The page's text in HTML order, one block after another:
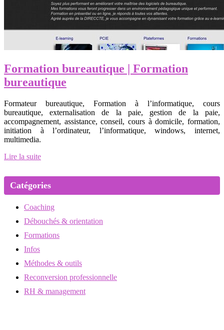
Formation bureautique | Formation
bureautique
Formateur bureautique, Formation à l’informatique, cours
bureautique, externalisation de la paie, gestion de la paie,
accompagnement, assistance, conseil, cours à domicile, formation,
initiation à l’ordinateur, l’informatique, windows, internet,
multimedia.
Lire la suite
Catégories
Coaching
Débouchés & orientation
Formations
Infos
Méthodes & outils
Reconversion professionnelle
RH & management